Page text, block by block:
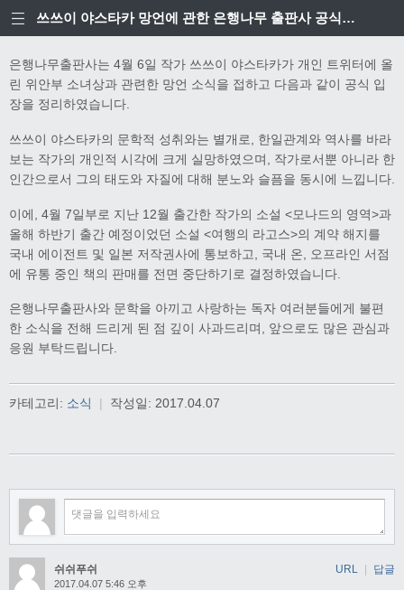
쓰쓰이 야스타카 망언에 관한 은행나무 출판사 공식입장
은행나무출판사는 4월 6일 작가 쓰쓰이 야스타카가 개인 트위터에 올
린 위안부 소녀상과 관련한 망언 소식을 접하고 다음과 같이 공식 입
장을 정리하였습니다.
쓰쓰이 야스타카의 문학적 성취와는 별개로, 한일관계와 역사를 바라
보는 작가의 개인적 시각에 크게 실망하였으며, 작가로서뿐 아니라 한
인간으로서 그의 태도와 자질에 대해 분노와 슬픔을 동시에 느낍니다.
이에, 4월 7일부로 지난 12월 출간한 작가의 소설 <모나드의 영역>과
올해 하반기 출간 예정이었던 소설 <여행의 라고스>의 계약 해지를
국내 에이전트 및 일본 저작권사에 통보하고, 국내 온, 오프라인 서점
에 유통 중인 책의 판매를 전면 중단하기로 결정하였습니다.
은행나무출판사와 문학을 아끼고 사랑하는 독자 여러분들에게 불편
한 소식을 전해 드리게 된 점 깊이 사과드리며, 앞으로도 많은 관심과
응원 부탁드립니다.
카테고리: 소식 | 작성일: 2017.04.07
쉬쉬푸쉬
2017.04.07 5:46 오후
URL | 답글